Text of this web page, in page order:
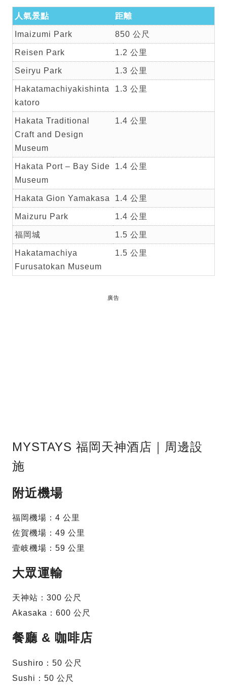
人氣景點 距離
Imaizumi Park 850 公尺
Reisen Park 1.2 公里
Seiryu Park 1.3 公里
Hakatamachiyakishinta
katoro
1.3 公里
Hakata Traditional
Craft and Design
Museum
1.4 公里
Hakata Port – Bay Side
Museum
1.4 公里
Hakata Gion Yamakasa 1.4 公里
Maizuru Park 1.4 公里
福岡城 1.5 公里
Hakatamachiya
Furusatokan Museum
1.5 公里
廣告
MYSTAYS 福岡天神酒店｜周邊設
施
附近機場
福岡機場：4 公里
佐賀機場：49 公里
壹岐機場：59 公里
大眾運輸
天神站：300 公尺
Akasaka：600 公尺
餐廳 & 咖啡店
Sushiro：50 公尺
Sushi：50 公尺